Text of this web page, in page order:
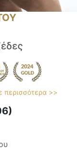
περισσότερα >>